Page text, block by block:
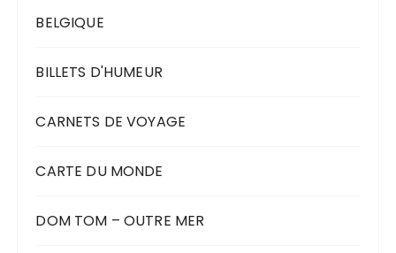
BELGIQUE
BILLETS D'HUMEUR
CARNETS DE VOYAGE
CARTE DU MONDE
DOM TOM – OUTRE MER